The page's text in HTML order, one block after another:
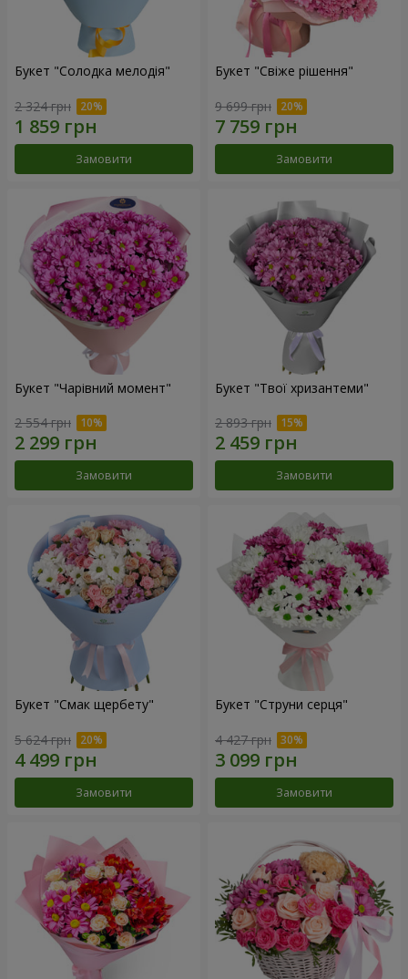
Букет "Солодка мелодія"
2 324 грн
Замовити
Букет "Свіже рішення"
9 699 грн
Замовити
Букет "Чарівний момент"
2 554 грн
Замовити
Букет "Твої хризантеми"
2 893 грн
Замовити
Букет "Смак щербету"
5 624 грн
Замовити
Букет "Струни серця"
4 427 грн
Замовити